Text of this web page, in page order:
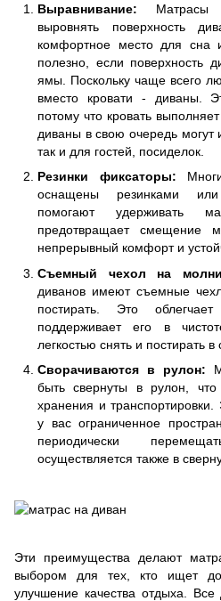
Выравнивание: Матрасы
выровнять поверхность
комфортное место для сна
полезно, если поверхность
ямы. Поскольку чаще всего
вместо кровати - диваны.
потому что кровать
диваны в свою очередь могут
так и для гостей, посиделок.
Резинки фиксаторы:
оснащены резинками
помогают удерживать
предотвращает смещение
непрерывный комфорт и
Съемный чехол на
диванов имеют съемные
постирать. Это
поддерживает его в
легкостью снять и постирать
Сворачиваются в рулон:
быть свернуты в рулон,
хранения и
у вас ограниченное
периодически
осуществляется также в
Эти преимущества делают
выбором для тех, кто ищет
улучшение качества отдыха.